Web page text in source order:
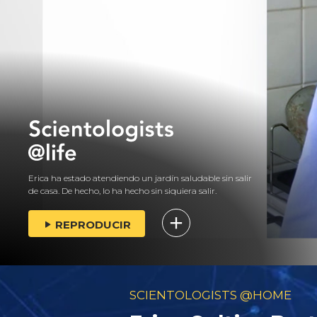
Erica ha estado atendiendo un jardín saludable sin salir
de casa. De hecho, lo ha hecho sin siquiera salir.
REPRODUCIR
SCIENTOLOGISTS @HOME